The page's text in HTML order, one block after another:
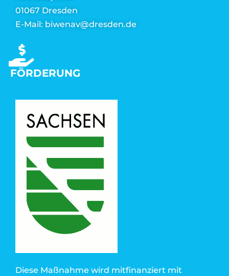
01067 Dresden
E-Mail: biwenav@dresden.de
FÖRDERUNG
Diese Maßnahme wird mitfinanziert mit